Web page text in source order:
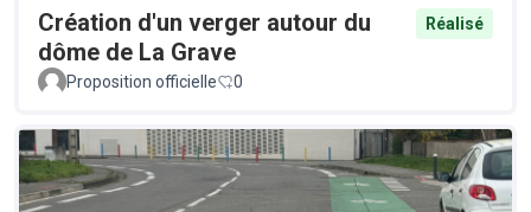
Création d'un verger autour du
dôme de La Grave
Réalisé
Proposition officielle 0